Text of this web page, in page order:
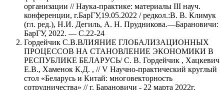
организации // Наука-практике: материалы III науч.
конференции, г.БарГУ,19.05.2022 / редкол.:В. В. Климук
(гл. ред.), Н.И. Дегиль, А. Н. Прудникова.—Барановичи:
БарГУ, 2022. — C.22-24
Гордейчик С.В.ВЛИЯНИЕ ГЛОБАЛИЗАЦИОННЫХ
ПРОЦЕССОВ НА СТАНОВЛЕНИЕ ЭКОНОМИКИ В
РЕСПУБЛИКЕ БЕЛАРУСЬ/ С. В. Гордейчик , Хацкевич
Е.В., Хаменок К.Д. , // V Научно-практический круглый
стол «Беларусь и Китай: многовекторность
сотрудничества» // г. Барановичи - 22 марта 2022г.